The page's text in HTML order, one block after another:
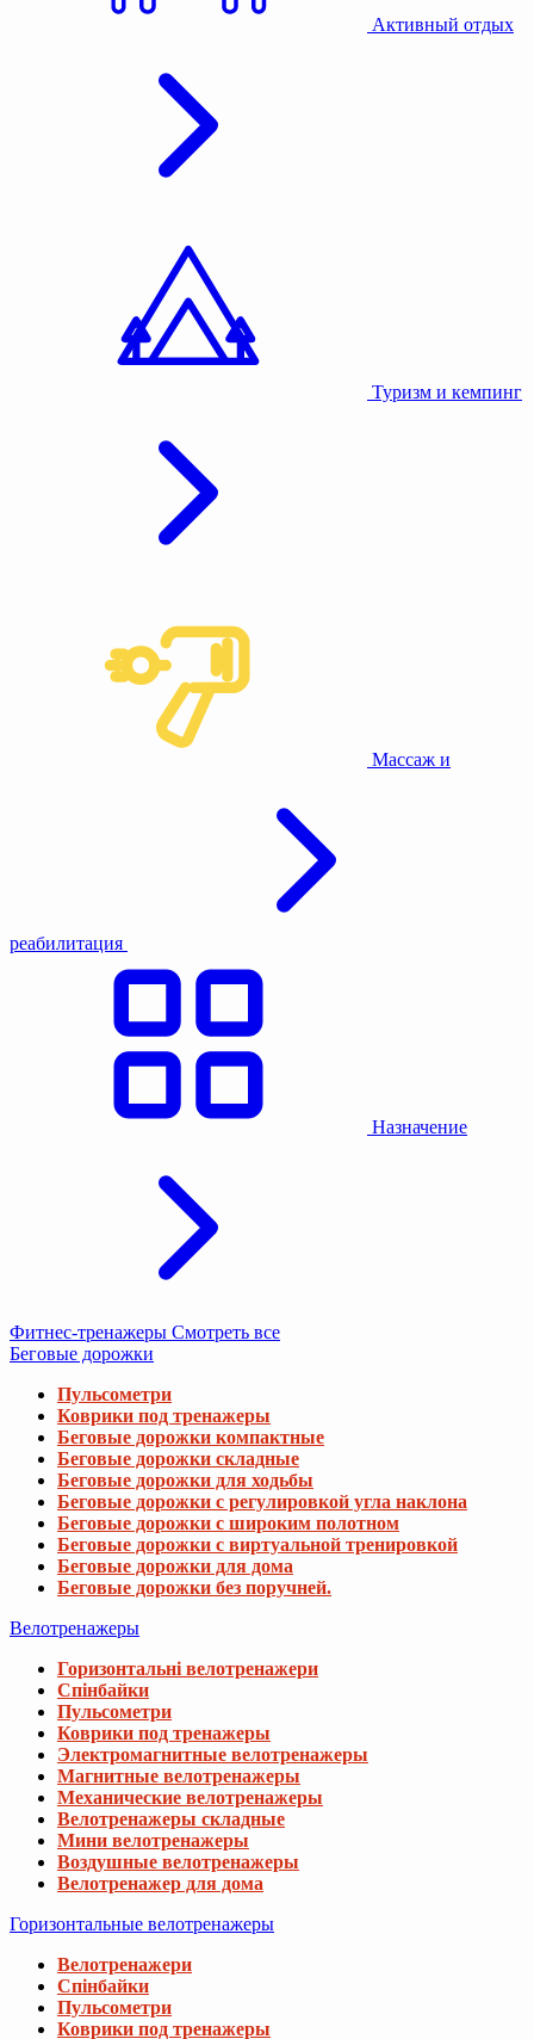
Активный отдых
Туризм и кемпинг
Массаж и
реабилитация
Назначение
Фитнес-тренажеры Смотреть все
Беговые дорожки
Пульсометри
Коврики под тренажеры
Беговые дорожки компактные
Беговые дорожки складные
Беговые дорожки для ходьбы
Беговые дорожки с регулировкой угла наклона
Беговые дорожки с широким полотном
Беговые дорожки с виртуальной тренировкой
Беговые дорожки для дома
Беговые дорожки без поручней.
Велотренажеры
Горизонтальні велотренажери
Спінбайки
Пульсометри
Коврики под тренажеры
Электромагнитные велотренажеры
Магнитные велотренажеры
Механические велотренажеры
Велотренажеры складные
Мини велотренажеры
Воздушные велотренажеры
Велотренажер для дома
Горизонтальные велотренажеры
Велотренажери
Спінбайки
Пульсометри
Коврики под тренажеры